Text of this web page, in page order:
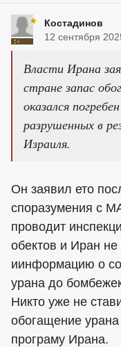
Костадинов
12 сентября
Власти Ирана
стране запас
оказался
разрушенных в
Израиля.
Он заявил ето
споразумения с
проводит
обектов и Иран не
иинформацию о
урана до
Никто уже не
обогащение
програму Ирана.